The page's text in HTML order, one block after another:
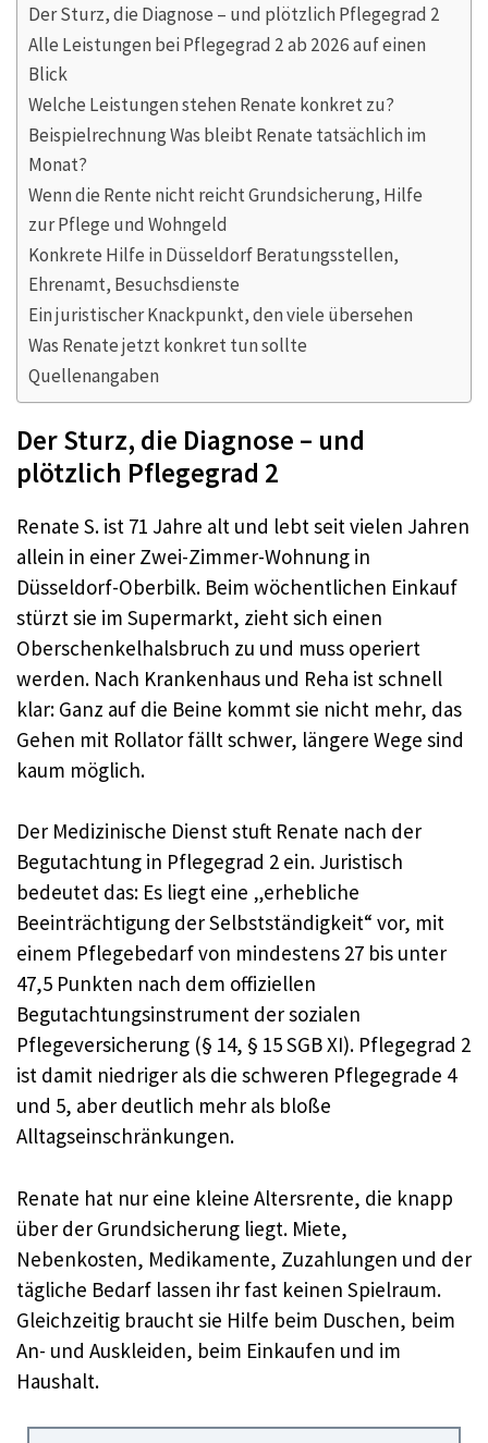
Der Sturz, die Diagnose – und plötzlich Pflegegrad 2
Alle Leistungen bei Pflegegrad 2 ab 2026 auf einen
Blick
Welche Leistungen stehen Renate konkret zu?
Beispielrechnung Was bleibt Renate tatsächlich im
Monat?
Wenn die Rente nicht reicht Grundsicherung, Hilfe
zur Pflege und Wohngeld
Konkrete Hilfe in Düsseldorf Beratungsstellen,
Ehrenamt, Besuchsdienste
Ein juristischer Knackpunkt, den viele übersehen
Was Renate jetzt konkret tun sollte
Quellenangaben
Der Sturz, die Diagnose – und
plötzlich Pflegegrad 2
Renate S. ist 71 Jahre alt und lebt seit vielen Jahren
allein in einer Zwei-Zimmer-Wohnung in
Düsseldorf-Oberbilk. Beim wöchentlichen Einkauf
stürzt sie im Supermarkt, zieht sich einen
Oberschenkelhalsbruch zu und muss operiert
werden. Nach Krankenhaus und Reha ist schnell
klar: Ganz auf die Beine kommt sie nicht mehr, das
Gehen mit Rollator fällt schwer, längere Wege sind
kaum möglich.
Der Medizinische Dienst stuft Renate nach der
Begutachtung in Pflegegrad 2 ein. Juristisch
bedeutet das: Es liegt eine „erhebliche
Beeinträchtigung der Selbstständigkeit“ vor, mit
einem Pflegebedarf von mindestens 27 bis unter
47,5 Punkten nach dem offiziellen
Begutachtungsinstrument der sozialen
Pflegeversicherung (§ 14, § 15 SGB XI). Pflegegrad 2
ist damit niedriger als die schweren Pflegegrade 4
und 5, aber deutlich mehr als bloße
Alltagseinschränkungen.
Renate hat nur eine kleine Altersrente, die knapp
über der Grundsicherung liegt. Miete,
Nebenkosten, Medikamente, Zuzahlungen und der
tägliche Bedarf lassen ihr fast keinen Spielraum.
Gleichzeitig braucht sie Hilfe beim Duschen, beim
An- und Auskleiden, beim Einkaufen und im
Haushalt.